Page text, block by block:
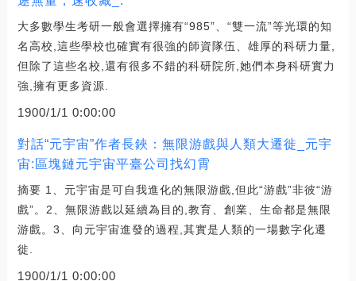
大多數學生考研一般會選擇擁有“985”、“雙一流”等光環的知
名高校,這些學校也確實有很強的師資隊伍、雄厚的科研力量,
但除了這些名校,還有很多不錯的科研院所,她們本身科研實力
強,擁有更多資源.
1900/1/1 0:00:00
對話“元宇宙”作者長鋏：無限游戲與人類大遷徙_元宇
宙:區塊鏈元宇宙平臺公司找幻霄
摘要 1、元宇宙是可自我進化的無限游戲,但此“游戲”非彼“游
戲”。2、無限游戲以延續為目的,教育、創業、生命都是無限
游戲。3、向元宇宙進發的過程,其實是人類的一場數字化遷
徙.
1900/1/1 0:00:00